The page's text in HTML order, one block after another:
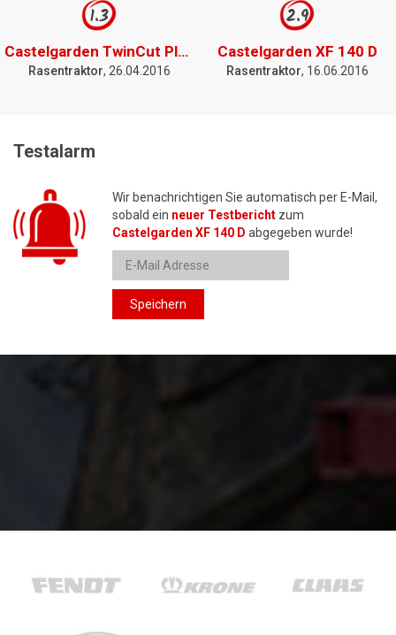
1.3
Castelgarden TwinCut Plus
Rasentraktor, 26.04.2016
2.9
Castelgarden XF 140 D
Rasentraktor, 16.06.2016
Testalarm
Wir benachrichtigen Sie automatisch per E-Mail,
sobald ein neuer Testbericht zum
Castelgarden XF 140 D abgegeben wurde!
Speichern